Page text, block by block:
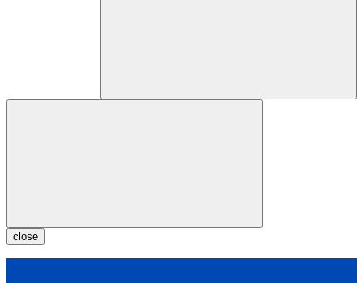
close